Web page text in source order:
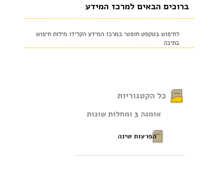
ברוכים הבאים למרכז המידע
לחיפוש בטקסט חופשי במרכז המידע הקלידו מילות חיפוש
בתיבה
כל הקטגוריות
אומגה 3 ומחלות שונות
הפרעות שינה